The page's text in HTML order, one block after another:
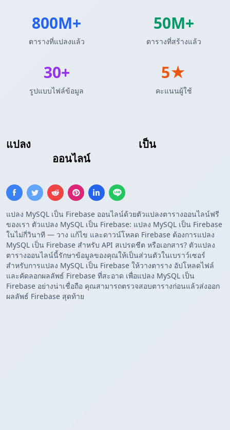
แปลง เป็น
ออนไลน์
แปลง MySQL เป็น Firebase ออนไลน์ด้วยตัวแปลงตารางออนไลน์ฟรี
ของเรา ตัวแปลง MySQL เป็น Firebase: แปลง MySQL เป็น Firebase
ในไม่กี่วินาที — วาง แก้ไข และดาวน์โหลด Firebase ต้องการแปลง
MySQL เป็น Firebase สำหรับ API สเปรดชีต หรือเอกสาร? ตัวแปลง
ตารางออนไลน์นี้รักษาข้อมูลของคุณให้เป็นส่วนตัวในเบราว์เซอร์
สำหรับการแปลง MySQL เป็น Firebase ให้วางตาราง อัปโหลดไฟล์
และคัดลอกผลลัพธ์ Firebase ที่สะอาด เพื่อแปลง MySQL เป็น
Firebase อย่างน่าเชื่อถือ คุณสามารถตรวจสอบตารางก่อนแล้วส่งออก
ผลลัพธ์ Firebase สุดท้าย
800M+
ตารางที่แปลงแล้ว
50M+
ตารางที่สร้างแล้ว
30+
รูปแบบไฟล์ข้อมูล
5★
คะแนนผู้ใช้